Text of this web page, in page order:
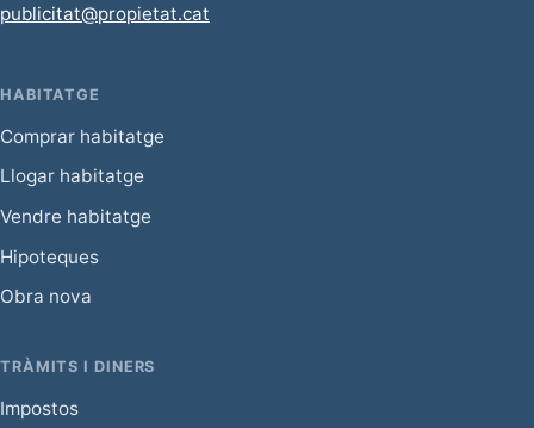
publicitat@propietat.cat
HABITATGE
Comprar habitatge
Llogar habitatge
Vendre habitatge
Hipoteques
Obra nova
TRÀMITS I DINERS
Impostos